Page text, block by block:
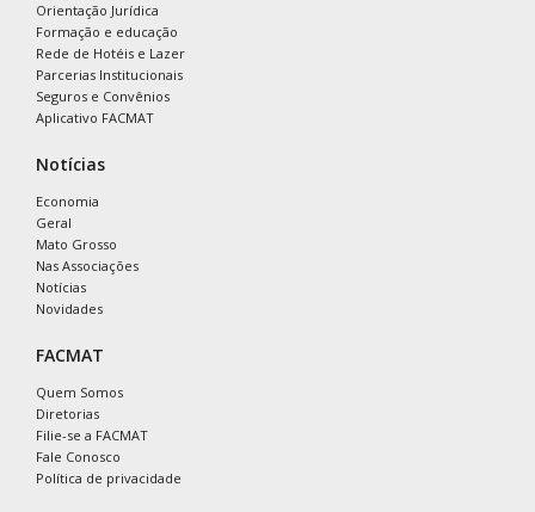
Orientação Jurídica
Formação e educação
Rede de Hotéis e Lazer
Parcerias Institucionais
Seguros e Convênios
Aplicativo FACMAT
Notícias
Economia
Geral
Mato Grosso
Nas Associações
Notícias
Novidades
FACMAT
Quem Somos
Diretorias
Filie-se a FACMAT
Fale Conosco
Política de privacidade